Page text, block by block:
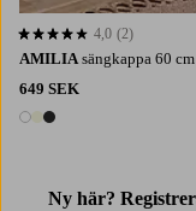
AMILIA sängkappa 60 cm
649 SEK
3 färger
4,0 baserat på 2 st betyg
4,0 (2)
Ny här?